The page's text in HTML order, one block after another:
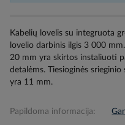
Kabelių lovelis su integruota
lovelio darbinis ilgis 3 000
20 mm yra skirtos instaliuoti
detalėms. Tiesioginės
yra 11 mm.
Papildoma informacija: